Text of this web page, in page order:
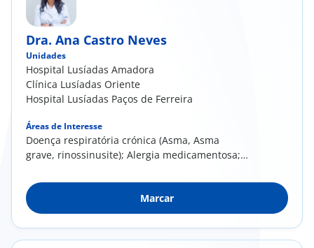
Dra. Ana Castro Neves
Unidades
Hospital Lusíadas Amadora
Clínica Lusíadas Oriente
Hospital Lusíadas Paços de Ferreira
Áreas de Interesse
Doença respiratória crónica (Asma, Asma
grave, rinossinusite); Alergia medicamentosa;
himenópteros; Imunoalergologia dos grupos
etários pediátricos; Alergia alimentar
Marcar